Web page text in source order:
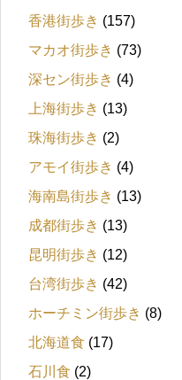
香港街歩き (157)
マカオ街歩き (73)
深セン街歩き (4)
上海街歩き (13)
珠海街歩き (2)
アモイ街歩き (4)
海南島街歩き (13)
成都街歩き (13)
昆明街歩き (12)
台湾街歩き (42)
ホーチミン街歩き (8)
北海道食 (17)
石川食 (2)